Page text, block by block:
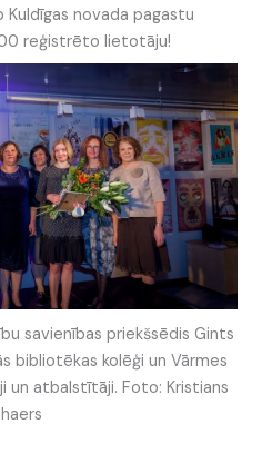
novada pagastu
reģistrēto lietotāju!
savienības priekšsēdis Gints
bibliotēkas kolēģi un Vārmes
un atbalstītāji. Foto: Kristians